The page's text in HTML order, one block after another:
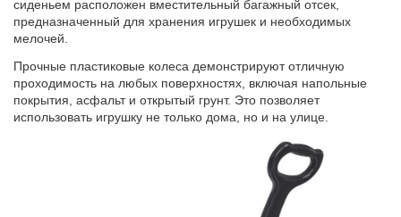
сиденьем расположен вместительный багажный отсек,
предназначенный для хранения игрушек и необходимых
мелочей.
Прочные пластиковые колеса демонстрируют отличную
проходимость на любых поверхностях, включая напольные
покрытия, асфальт и открытый грунт. Это позволяет
использовать игрушку не только дома, но и на улице.